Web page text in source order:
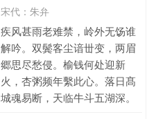
宋代： 朱弁
疾风甚雨老难禁，岭外无饧谁
解吟。双鬓客尘谙丗变，两眉
郷思尽愁侵。榆钱何处迎新
火，杏粥频年繫此心。落日髙
城魂易断，天临牛斗五湖深。